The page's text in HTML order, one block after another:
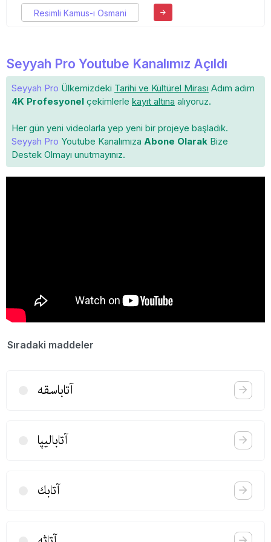
Resimli Kamus-ı Osmani
Seyyah Pro Youtube Kanalımız Açıldı
Seyyah Pro Ülkemizdeki Tarihi ve Kültürel Mirası Adım adım
4K Profesyonel çekimlerle kayıt altına alıyoruz.
Her gün yeni videolarla yep yeni bir projeye başladık.
Seyyah Pro Youtube Kanalımıza Abone Olarak Bize
Destek Olmayı unutmayınız.
Sıradaki maddeler
آتاباسقه
آتابالیپا
آتابك